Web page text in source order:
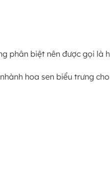
phân biệt nên được gọi là
hoa sen biểu trưng